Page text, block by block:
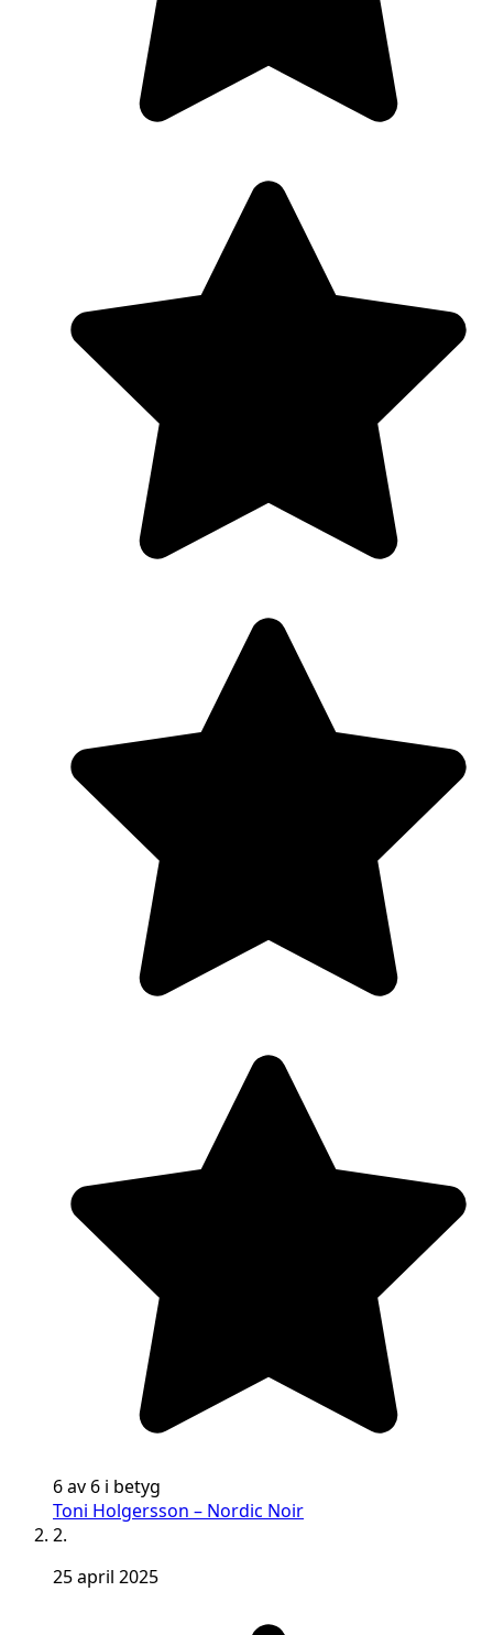
6 av 6 i betyg
Toni Holgersson – Nordic Noir
2.
25 april 2025